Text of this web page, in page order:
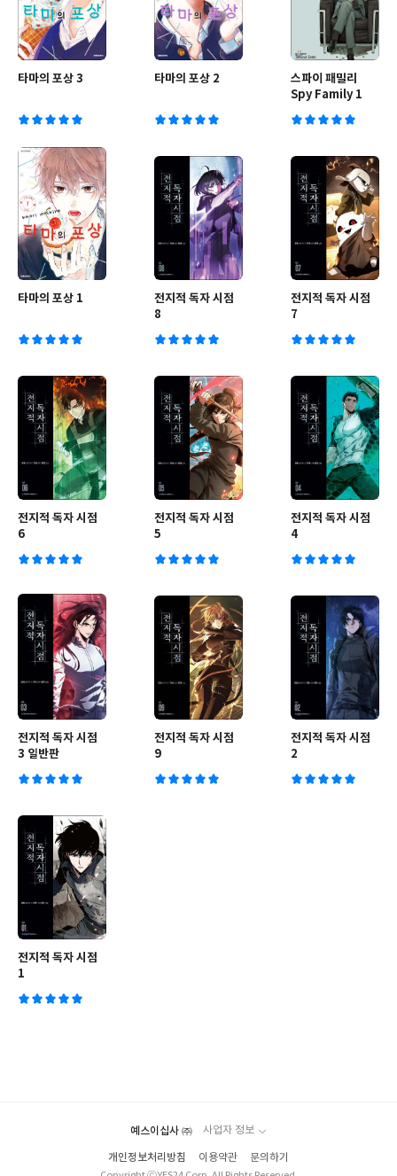
타마의 포상 3 타마의 포상 2
스파이 패밀리
Spy Family 1
타마의 포상 1
전지적 독자 시점
8
전지적 독자 시점
7
전지적 독자 시점
6
전지적 독자 시점
5
전지적 독자 시점
4
전지적 독자 시점
3 일반판
전지적 독자 시점
9
전지적 독자 시점
2
전지적 독자 시점
1
예스이십사 ㈜ 사업자 정보
개인정보처리방침 이용약관
문의하기